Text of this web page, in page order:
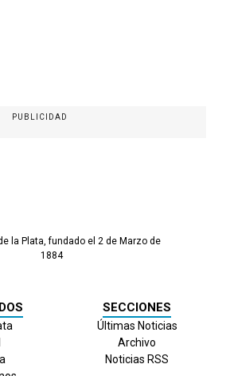
PUBLICIDAD
la Plata, fundado el 2 de Marzo de
1884
SECCIONES
Últimas Noticias
Archivo
Noticias RSS